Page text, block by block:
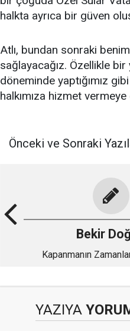
halkta ayrıca bir güven
Atlı, bundan sonraki
sağlayacağız. Özellikle bir
döneminde yaptığımız
halkımıza hizmet
Önceki ve Sonraki
Bekir
Kapanmanın
YAZIYA